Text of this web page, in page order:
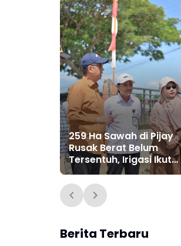
259 Ha Sawah di Pijay
Rusak Berat Belum
Tersentuh, Irigasi Ikut
Lumpuh
Berita Terbaru